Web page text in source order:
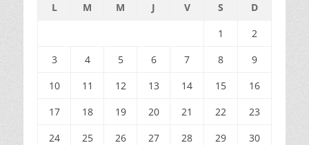
L M M J V S
D
1
2
3
4 5 6 7 8
9
10
11 12 13 14 15
16
17
18 19 20 21 22
23
24
25 26 27 28 29
30